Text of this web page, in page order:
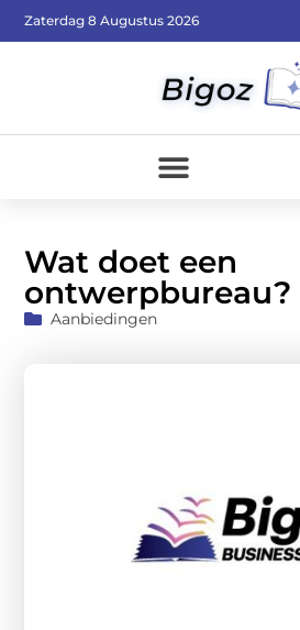
Zaterdag 8 Augustus 2026
Wat doet een
ontwerpbureau?
Aanbiedingen